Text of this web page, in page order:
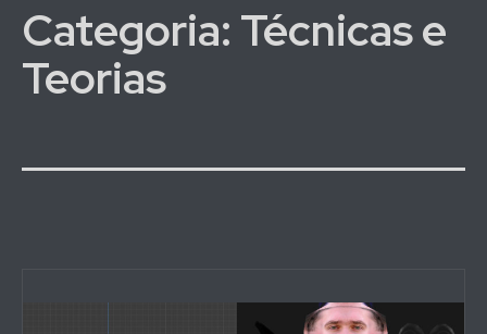
Categoria: Técnicas e
Teorias